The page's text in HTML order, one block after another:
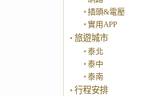
插頭&電壓
實用APP
旅遊城市
泰北
泰中
泰南
行程安排